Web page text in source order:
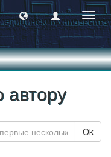
автору
Ok